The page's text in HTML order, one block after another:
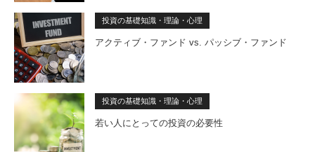
投資の基礎知識・理論・心理
アクティブ・ファンド vs. パッシブ・ファンド
投資の基礎知識・理論・心理
若い人にとっての投資の必要性